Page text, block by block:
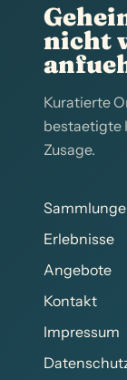
nicht
Kuratierte
bestaetigte
Zusage.
Erlebnisse
Angebote
Kontakt
Impressum